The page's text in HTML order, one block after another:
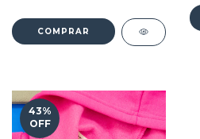
COMPRAR
43%
OFF